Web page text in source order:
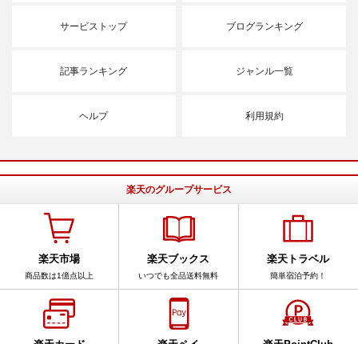
サービストップ ブログランキング
記事ランキング ジャンル一覧
ヘルプ 利用規約
楽天のグループサービス
楽天市場
商品数は1億点以上
楽天ブックス
いつでも全品送料無料
楽天トラベル
簡単宿泊予約！